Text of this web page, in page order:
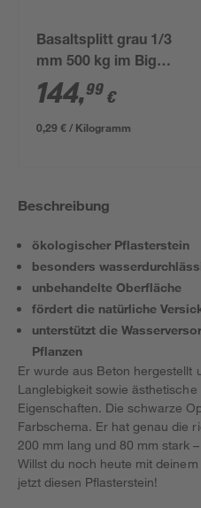
Basaltsplitt grau 1/3
mm 500 kg im Big
Bag
144,99 €
0,29 € / Kilogramm
Beschreibung
ökologischer Pflasterstein
besonders
unbehandelte Oberfläche
fördert die natürliche
unterstützt die
Pflanzen
Er wurde aus Beton hergestellt
Langlebigkeit sowie
Eigenschaften. Die schwarze
Farbschema. Er hat genau die
200 mm lang und 80 mm stark
Willst du noch heute mit
jetzt diesen Pflasterstein!